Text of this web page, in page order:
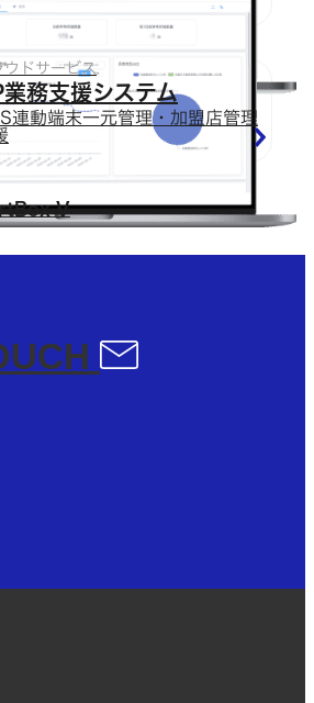
ウドサービス
務支援システム
連動端末一元管理・加盟店管理
V